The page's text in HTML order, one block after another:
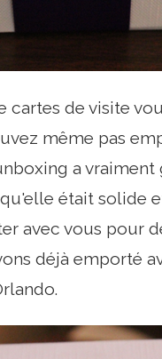
cartes de visite
même pas
a vraiment
était solide
avec vous pour
déjà emporté